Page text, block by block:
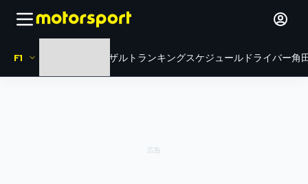
F1 リザルト ランキングスケジュール ドライバー角